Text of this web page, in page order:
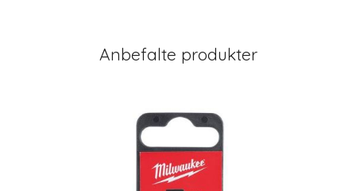
Anbefalte produkter